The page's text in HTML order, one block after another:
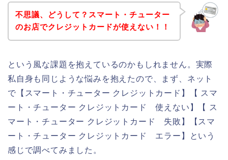
不思議、どうして？スマート・チューター
のお店でクレジットカードが使えない！！
という風な課題を抱えているのかもしれません。実際
私自身も同じような悩みを抱えたので、まず、ネット
で【スマート・チューター クレジットカード】【 スマ
ート・チューター クレジットカード 使えない】【 ス
マート・チューター クレジットカード 失敗】【スマ
ート・チューター クレジットカード エラー】という
感じで調べてみました。